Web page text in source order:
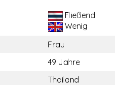
Fließend
Wenig
Frau
49 Jahre
Thailand